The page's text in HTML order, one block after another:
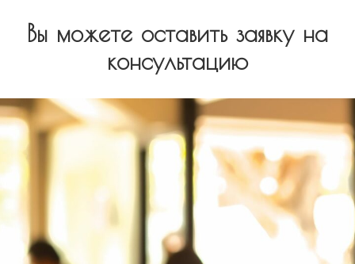
Вы можете оставить заявку на
консультацию